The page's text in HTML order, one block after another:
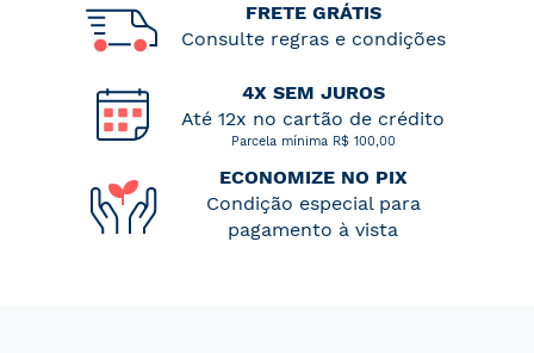
FRETE GRÁTIS
Consulte regras e condições
4X SEM JUROS
Até 12x no cartão de crédito
Parcela mínima R$ 100,00
ECONOMIZE NO PIX
Condição especial para
pagamento à vista